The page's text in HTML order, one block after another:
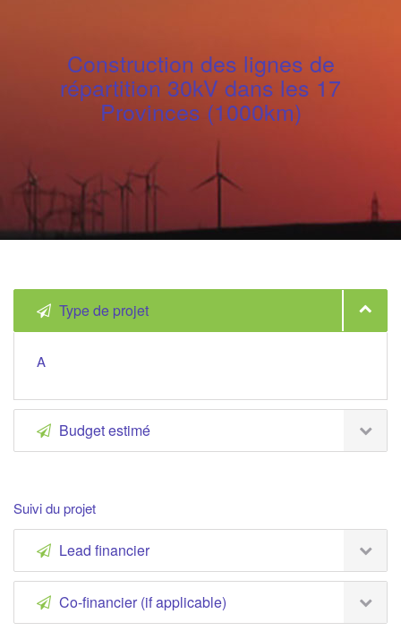
Construction des lignes de
répartition 30kV dans les 17
Provinces (1000km)
Type de projet
A
Budget estimé
Suivi du projet
Lead financier
Co-financier (if applicable)